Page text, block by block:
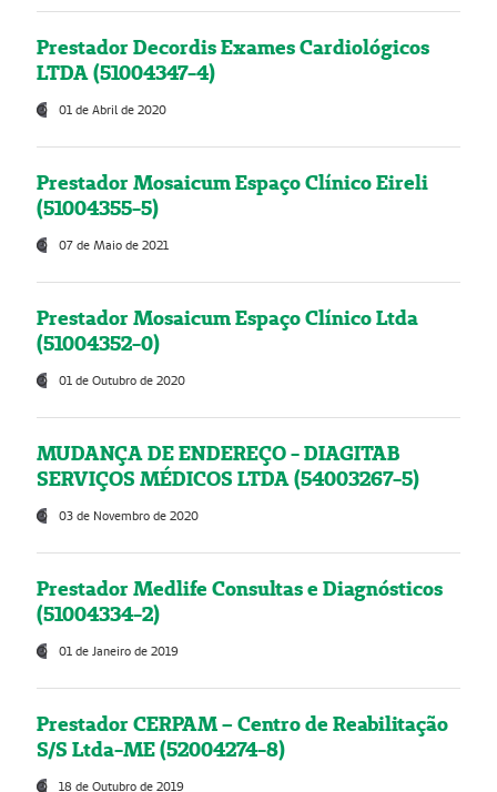
Prestador Decordis Exames Cardiológicos
LTDA (51004347-4)
01 de Abril de 2020
Prestador Mosaicum Espaço Clínico Eireli
(51004355-5)
07 de Maio de 2021
Prestador Mosaicum Espaço Clínico Ltda
(51004352-0)
01 de Outubro de 2020
MUDANÇA DE ENDEREÇO - DIAGITAB
SERVIÇOS MÉDICOS LTDA (54003267-5)
03 de Novembro de 2020
Prestador Medlife Consultas e Diagnósticos
(51004334-2)
01 de Janeiro de 2019
Prestador CERPAM – Centro de Reabilitação
S/S Ltda-ME (52004274-8)
18 de Outubro de 2019